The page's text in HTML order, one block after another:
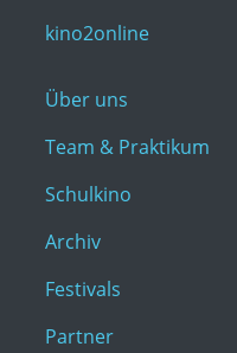
kino2online
Über uns
Team & Praktikum
Schulkino
Archiv
Festivals
Partner